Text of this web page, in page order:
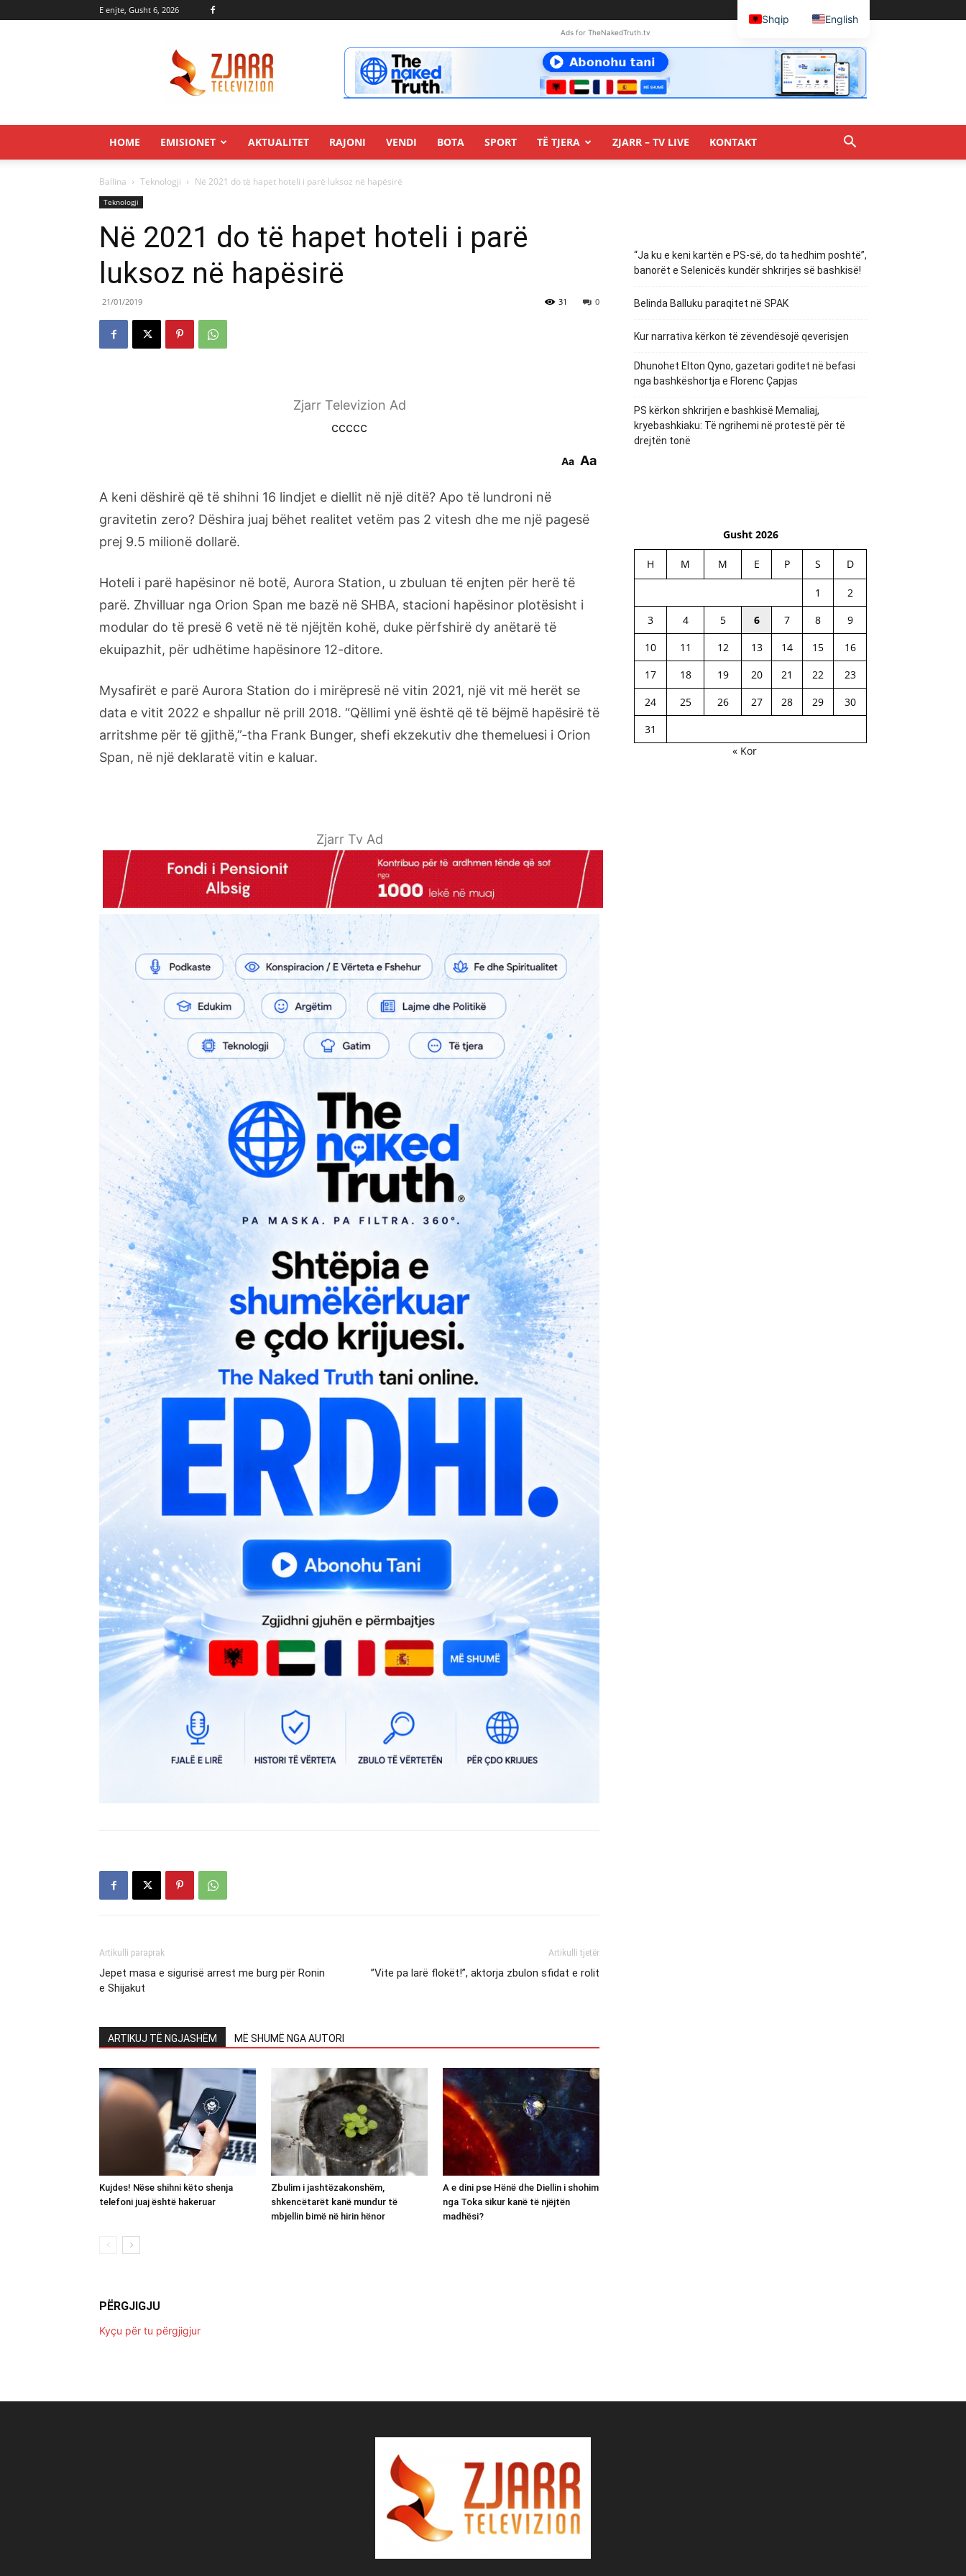
E enjte, Gusht 6, 2026
Ads for TheNakedTruth.tv
HOME EMISIONET AKTUALITET RAJONI VENDI BOTA SPORT TË TJERA ZJARR – TV LIVE KONTAKT
Ballina Teknologji Në 2021 do të hapet hoteli i parë luksoz në hapësirë
Teknologji
Në 2021 do të hapet hoteli i parë
luksoz në hapësirë
21/01/2019 0
31
Zjarr Televizion Ad
ccccc
Aa Aa
A keni dëshirë që të shihni 16 lindjet e diellit në një ditë? Apo të lundroni në
gravitetin zero? Dëshira juaj bëhet realitet vetëm pas 2 vitesh dhe me një pagesë
prej 9.5 milionë dollarë.
Hoteli i parë hapësinor në botë, Aurora Station, u zbuluan të enjten për herë të
parë. Zhvilluar nga Orion Span me bazë në SHBA, stacioni hapësinor plotësisht i
modular do të presë 6 vetë në të njëjtën kohë, duke përfshirë dy anëtarë të
ekuipazhit, për udhëtime hapësinore 12-ditore.
Mysafirët e parë Aurora Station do i mirëpresë në vitin 2021, një vit më herët se
data e vitit 2022 e shpallur në prill 2018. “Qëllimi ynë është që të bëjmë hapësirë të
arritshme për të gjithë,”-tha Frank Bunger, shefi ekzekutiv dhe themeluesi i Orion
Span, në një deklaratë vitin e kaluar.
Zjarr Tv Ad
Artikulli paraprak
Jepet masa e sigurisë arrest me burg për Ronin
e Shijakut
Artikulli tjetër
”Vite pa larë flokët!”, aktorja zbulon sfidat e rolit
ARTIKUJ TË NGJASHËM MË SHUMË NGA AUTORI
Kujdes! Nëse shihni këto shenja
telefoni juaj është hakeruar
Zbulim i jashtëzakonshëm,
shkencëtarët kanë mundur të
mbjellin bimë në hirin hënor
A e dini pse Hënë dhe Diellin i shohim
nga Toka sikur kanë të njëjtën
madhësi?
PËRGJIGJU
Kyçu për tu përgjigjur
“Ja ku e keni kartën e PS-së, do ta hedhim poshtë”,
banorët e Selenicës kundër shkrirjes së bashkisë!
Belinda Balluku paraqitet në SPAK
Kur narrativa kërkon të zëvendësojë qeverisjen
Dhunohet Elton Qyno, gazetari goditet në befasi
nga bashkëshortja e Florenc Çapjas
PS kërkon shkrirjen e bashkisë Memaliaj,
kryebashkiaku: Të ngrihemi në protestë për të
drejtën tonë
Gusht 2026
H M M E P S D
1
2
3
4 5 6 7 8
9
10
11 12 13 14 15
16
17
18 19 20 21 22
23
24
25 26 27 28 29
30
31
« Kor
Shqip English